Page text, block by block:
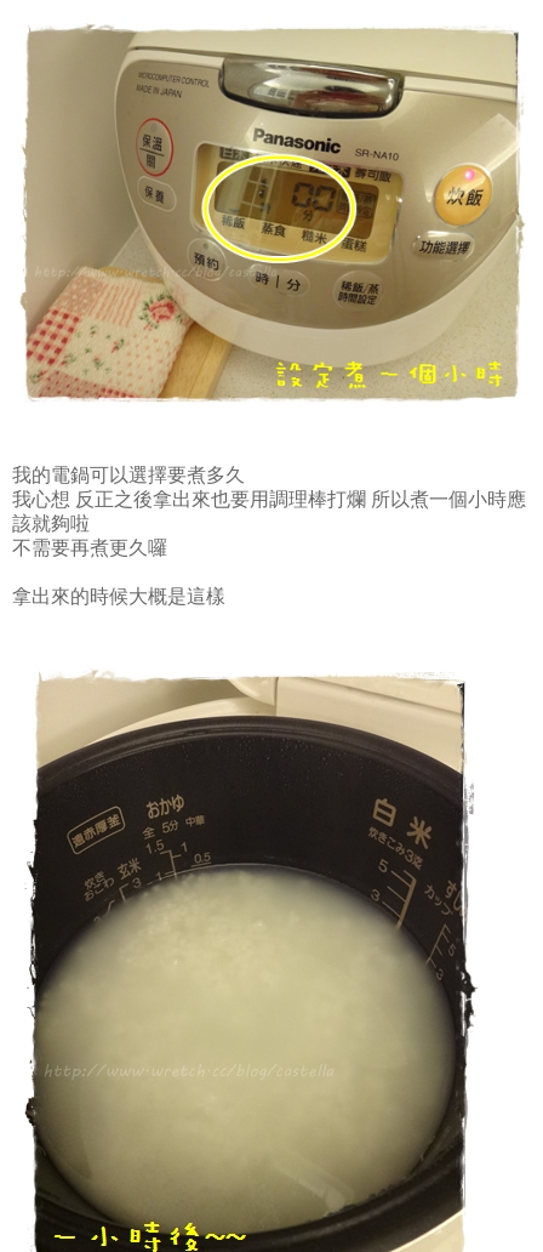
我的電鍋可以選擇要煮多久
我心想 反正之後拿出來也要用調理棒打爛 所以煮一個小時應
該就夠啦
不需要再煮更久囉
拿出來的時候大概是這樣